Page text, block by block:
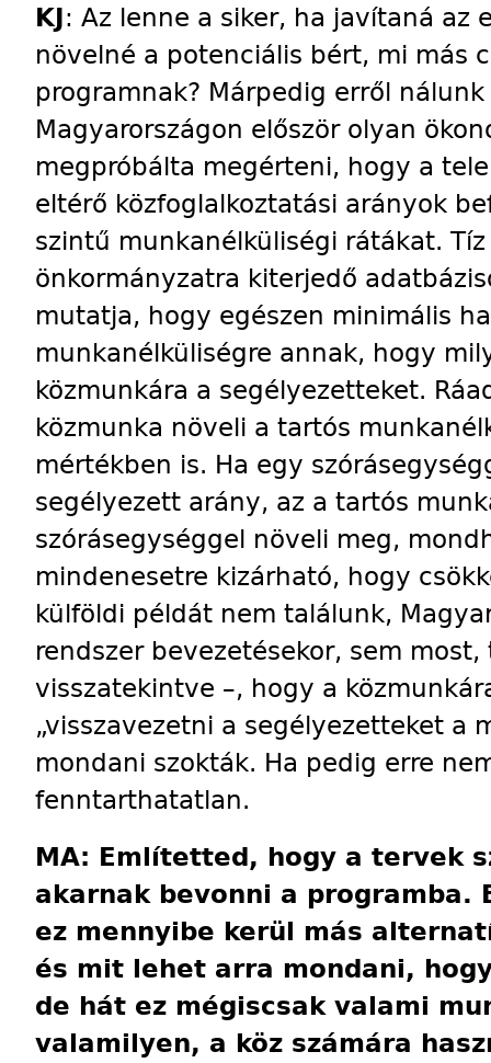
KJ: Az lenne a siker, ha javítaná az
növelné a potenciális bért, mi más
programnak? Márpedig erről
Magyarországon először olyan
megpróbálta megérteni, hogy a
eltérő közfoglalkoztatási arányok
szintű munkanélkü­liségi rátákat.
önkormányzatra kiterjedő
mutatja, hogy egészen minimális
munkanélküliségre annak, hogy
közmunkára a segélyezetteket.
közmunka növeli a tartós
mértékben is. Ha egy
segélyezett arány, az a tartós
szórásegységgel növeli meg,
mindenesetre kizárható, hogy
külföldi példát nem találunk,
rendszer bevezetésekor, sem
visszatekintve –, hogy a
„visszavezetni a segélyezetteket a
mondani szokták. Ha pedig erre
fenntarthatatlan.
MA: Említetted, hogy a tervek
akarnak bevonni a programba.
ez mennyibe kerül más
és mit lehet arra mondani,
de hát ez mégiscsak valami
valamilyen, a köz számára